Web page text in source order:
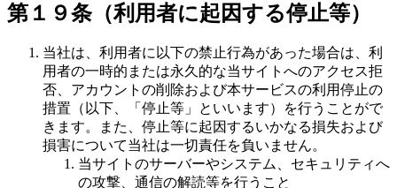
第１９条（利用者に起因する停止等）
当社は、利用者に以下の禁止行為があった場合は、利
用者の一時的または永久的な当サイトへのアクセス拒
否、アカウントの削除および本サービスの利用停止の
措置（以下、「停止等」といいます）を行うことがで
きます。また、停止等に起因するいかなる損失および
損害について当社は一切責任を負いません。
当サイトのサーバーやシステム、セキュリティへ
の攻撃、通信の解読等を行うこと